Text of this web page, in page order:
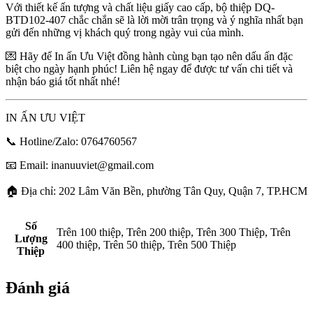
Với thiết kế ấn tượng và chất liệu giấy cao cấp, bộ thiệp DQ-
BTD102-407 chắc chắn sẽ là lời mời trân trọng và ý nghĩa nhất bạn
gửi đến những vị khách quý trong ngày vui của mình.
💌 Hãy để In ấn Ưu Việt đồng hành cùng bạn tạo nên dấu ấn đặc
biệt cho ngày hạnh phúc! Liên hệ ngay để được tư vấn chi tiết và
nhận báo giá tốt nhất nhé!
IN ẤN ƯU VIỆT
📞 Hotline/Zalo: 0764760567
📧 Email: inanuuviet@gmail.com
🏠 Địa chỉ: 202 Lâm Văn Bền, phường Tân Quy, Quận 7, TP.HCM
Số
Lượng
Thiệp
Trên 100 thiệp, Trên 200 thiệp, Trên 300 Thiệp, Trên
400 thiệp, Trên 50 thiệp, Trên 500 Thiệp
Đánh giá